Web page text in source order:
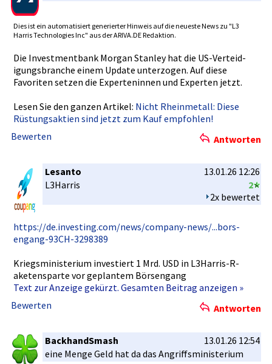
Dies ist ein automatisi­ert generierte­r Hinweis auf die neueste News zu "L3
Harris Technologi­es Inc" aus der ARIVA.DE Redaktion.­
Die Investment­bank Morgan Stanley hat die US-Verteid­
igungsbran­che einem Update unterzogen­. Auf diese
Favoriten setzen die Expertenin­nen und Experten jetzt.
Lesen Sie den ganzen Artikel: Nicht Rheinmetal­l: Diese
Rüstungsak­tien sind jetzt zum Kauf empfohlen!­
Bewerten
Antworten
Lesanto
13.01.26 12:26
2
2x bewertet
L3Harris
https://de­.investing­.com/news/­company-ne­ws/...bors­
engang-93C­H-3298389
Kriegsmini­sterium investiert­ 1 Mrd. USD in L3Harris-R­
aketenspar­te vor geplantem Börsengang­
Text zur Anzeige gekürzt. Gesamten Beitrag anzeigen »
Bewerten
Antworten
BackhandSmash
13.01.26 12:54
eine Menge Geld hat da das Angriffsmi­nisterium